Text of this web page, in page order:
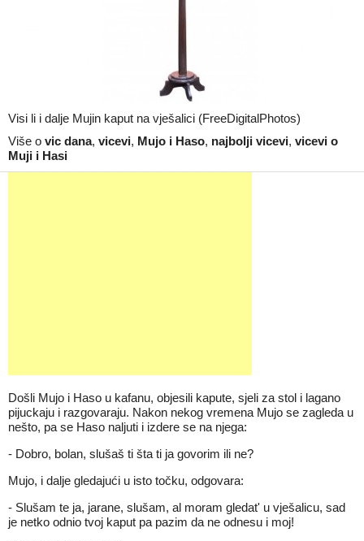
Visi li i dalje Mujin kaput na vješalici (FreeDigitalPhotos)
Više o vic dana, vicevi, Mujo i Haso, najbolji vicevi, vicevi o
Muji i Hasi
Došli Mujo i Haso u kafanu, objesili kapute, sjeli za stol i lagano
pijuckaju i razgovaraju. Nakon nekog vremena Mujo se zagleda u
nešto, pa se Haso naljuti i izdere se na njega:
- Dobro, bolan, slušaš ti šta ti ja govorim ili ne?
Mujo, i dalje gledajući u isto točku, odgovara:
- Slušam te ja, jarane, slušam, al moram gledat' u vješalicu, sad
je netko odnio tvoj kaput pa pazim da ne odnesu i moj!